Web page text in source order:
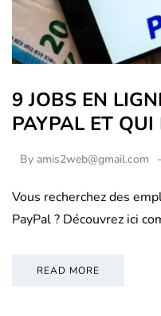
9 JOBS EN
PAYPAL ET
By amis2web@gmail.com
Vous recherchez des
PayPal ? Découvrez ici
READ MORE